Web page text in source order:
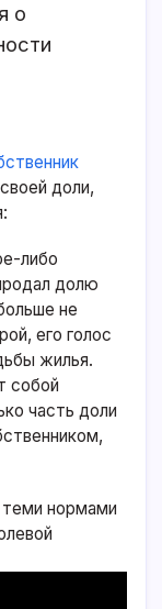
о
доли,
либо
долю
не
его голос
жилья.
собой
часть доли
нормами